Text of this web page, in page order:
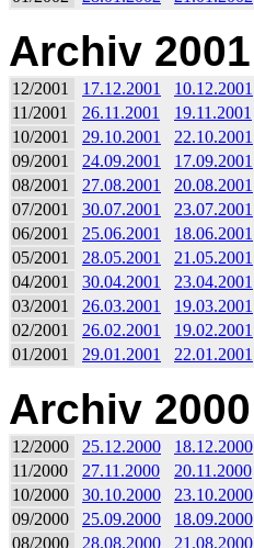
Archiv 2001
12/2001 17.12.2001 10.12.2001
11/2001
26.11.2001 19.11.2001
10/2001
29.10.2001 22.10.2001
09/2001
24.09.2001 17.09.2001
08/2001
27.08.2001 20.08.2001
07/2001
30.07.2001 23.07.2001
06/2001
25.06.2001 18.06.2001
05/2001
28.05.2001 21.05.2001
04/2001
30.04.2001 23.04.2001
03/2001
26.03.2001 19.03.2001
02/2001
26.02.2001 19.02.2001
01/2001
29.01.2001 22.01.2001
Archiv 2000
12/2000 25.12.2000 18.12.2000
11/2000
27.11.2000 20.11.2000
10/2000
30.10.2000 23.10.2000
09/2000
25.09.2000 18.09.2000
08/2000
28.08.2000 21.08.2000